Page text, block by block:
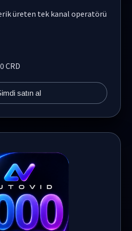
üreten tek kanal operatörü
CRD
satın al